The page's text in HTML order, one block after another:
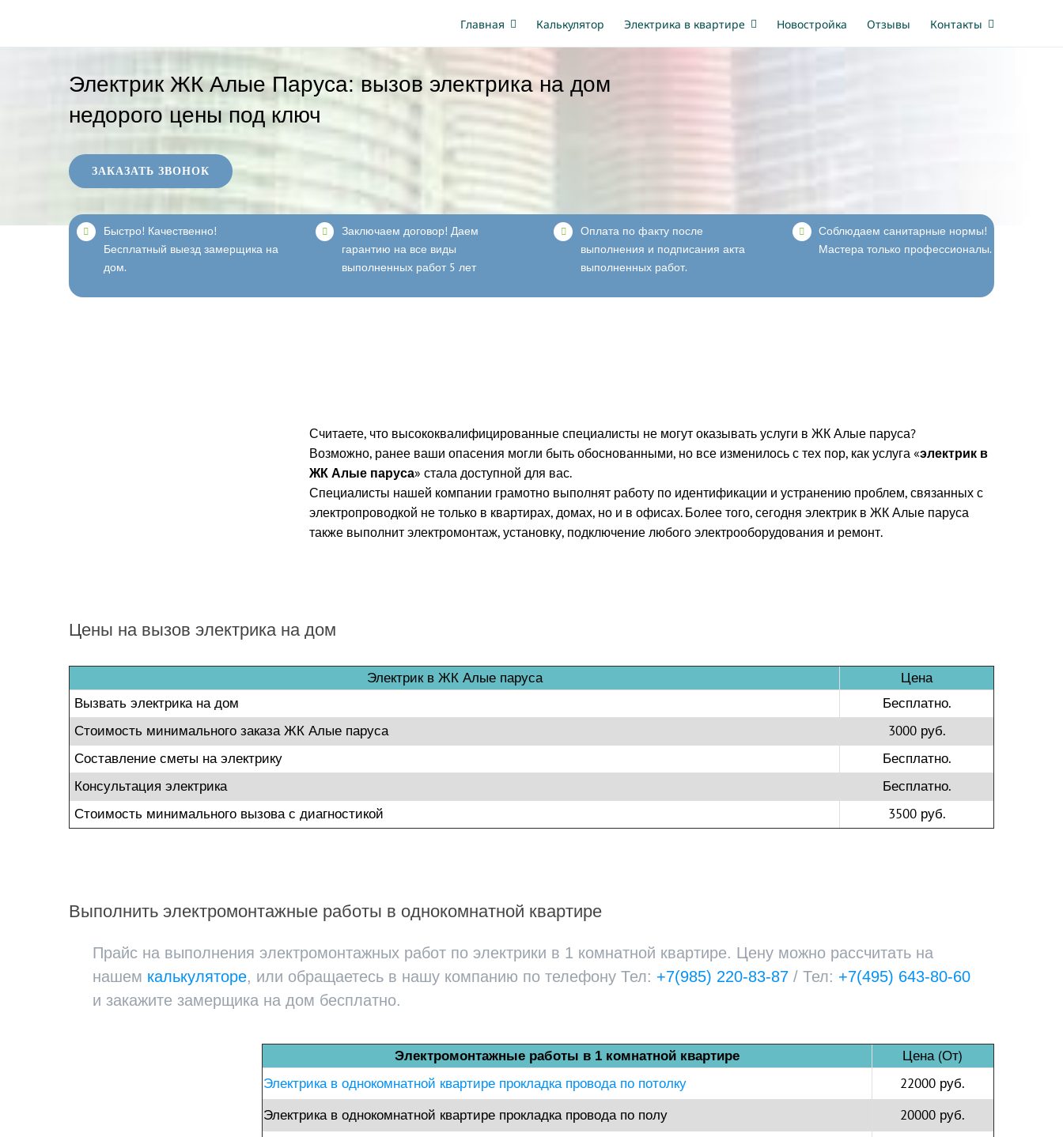
content
Главная Калькулятор Электрика в квартире Новостройка Отзывы Контакты
Электрик ЖК Алые Паруса: вызов электрика на дом
недорого цены под ключ
ЗАКАЗАТЬ ЗВОНОК
Быстро! Качественно!
Бесплатный выезд замерщика на
дом.
Заключаем договор! Даем
гарантию на все виды
выполненных работ 5 лет
Оплата по факту после
выполнения и подписания акта
выполненных работ.
Соблюдаем санитарные нормы!
Мастера только профессионалы.
Считаете, что высококвалифицированные специалисты не могут оказывать услуги в ЖК Алые паруса?
Возможно, ранее ваши опасения могли быть обоснованными, но все изменилось с тех пор, как услуга «электрик в
ЖК Алые паруса» стала доступной для вас.
Специалисты нашей компании грамотно выполнят работу по идентификации и устранению проблем, связанных с
электропроводкой не только в квартирах, домах, но и в офисах. Более того, сегодня электрик в ЖК Алые паруса
также выполнит электромонтаж, установку, подключение любого электрооборудования и ремонт.
Цены на вызов электрика на дом
Электрик в ЖК Алые паруса
Цена
Вызвать электрика на дом
Бесплатно.
Стоимость минимального заказа ЖК Алые паруса
3000 руб.
Составление сметы на электрику
Бесплатно.
Консультация электрика
Бесплатно.
Стоимость минимального вызова с диагностикой
3500 руб.
Выполнить электромонтажные работы в однокомнатной квартире
Прайс на выполнения электромонтажных работ по электрики в 1 комнатной квартире. Цену можно рассчитать на
нашем калькуляторе, или обращаетесь в нашу компанию по телефону Тел: +7(985) 220-83-87/ Тел: +7(495) 643-80-60
и закажите замерщика на дом бесплатно.
Электромонтажные работы в 1 комнатной квартире
Цена (От)
Электрика в однокомнатной квартире прокладка провода по потолку
22000 руб.
Электрика в однокомнатной квартире прокладка провода по полу
20000 руб.